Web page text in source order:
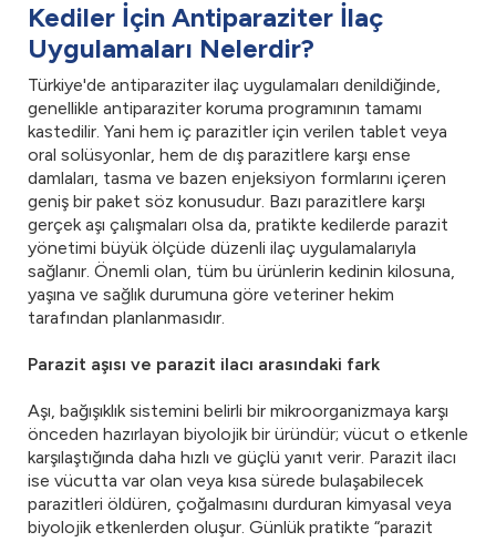
Kediler İçin Antiparaziter İlaç
Uygulamaları Nelerdir?
Türkiye'de antiparaziter ilaç uygulamaları denildiğinde,
genellikle antiparaziter koruma programının tamamı
kastedilir. Yani hem iç parazitler için verilen tablet veya
oral solüsyonlar, hem de dış parazitlere karşı ense
damlaları, tasma ve bazen enjeksiyon formlarını içeren
geniş bir paket söz konusudur. Bazı parazitlere karşı
gerçek aşı çalışmaları olsa da, pratikte kedilerde parazit
yönetimi büyük ölçüde düzenli ilaç uygulamalarıyla
sağlanır. Önemli olan, tüm bu ürünlerin kedinin kilosuna,
yaşına ve sağlık durumuna göre veteriner hekim
tarafından planlanmasıdır.
Parazit aşısı ve parazit ilacı arasındaki fark
Aşı, bağışıklık sistemini belirli bir mikroorganizmaya karşı
önceden hazırlayan biyolojik bir üründür; vücut o etkenle
karşılaştığında daha hızlı ve güçlü yanıt verir. Parazit ilacı
ise vücutta var olan veya kısa sürede bulaşabilecek
parazitleri öldüren, çoğalmasını durduran kimyasal veya
biyolojik etkenlerden oluşur. Günlük pratikte “parazit